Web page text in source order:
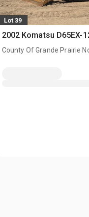
Lot 39
2002 Komatsu D65EX-
County Of Grande Prairie